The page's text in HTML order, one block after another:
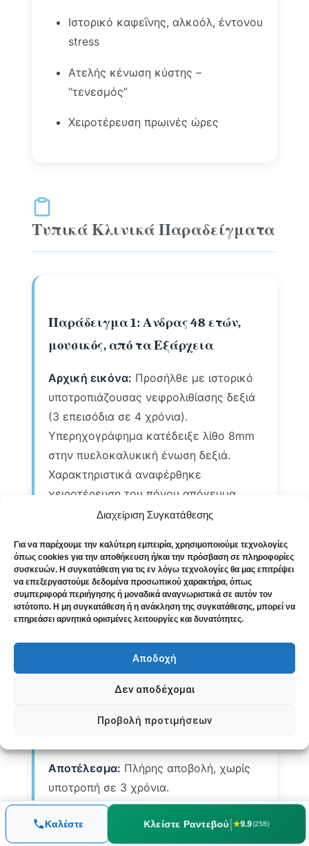
Διαχείριση Συγκατάθεσης
Για να παρέχουμε την καλύτερη εμπειρία, χρησιμοποιούμε τεχνολογίες
όπως cookies για την αποθήκευση ή/και την πρόσβαση σε πληροφορίες
συσκευών. Η συγκατάθεση για τις εν λόγω τεχνολογίες θα μας επιτρέψει
να επεξεργαστούμε δεδομένα προσωπικού χαρακτήρα, όπως
συμπεριφορά περιήγησης ή μοναδικά αναγνωριστικά σε αυτόν τον
ιστότοπο. Η μη συγκατάθεση ή η ανάκληση της συγκατάθεσης, μπορεί να
επηρεάσει αρνητικά ορισμένες λειτουργίες και δυνατότητες.
Αποδοχή
Δεν αποδέχομαι
Προβολή προτιμήσεων
Ιστορικό καφεΐνης, αλκοόλ, έντονου
stress
Ατελής κένωση κύστης –
“τενεσμός”
Χειροτέρευση πρωινές ώρες
Τυπικά Κλινικά Παραδείγματα
Παράδειγμα 1: Ανδρας 48 ετών,
μουσικός, από τα Εξάρχεια
Αρχική εικόνα: Προσήλθε με ιστορικό
υποτροπιάζουσας νεφρολιθίασης δεξιά
(3 επεισόδια σε 4 χρόνια).
Υπερηχογράφημα κατέδειξε λίθο 8mm
στην πυελοκαλυκική ένωση δεξιά.
Χαρακτηριστικά αναφέρθηκε
χειροτέρευση του πόνου απόγευμα
(17:00-19:00) και “κόκκινη άμμος” στα
Θεραπευτική πορεία:Χορηγήθηκε
Lycopodiumclavatum βάσει της
ιδιοσυγκρασιακής εικόνας
(δεξιοπλευρική εντόπιση, ώρα
χειροτέρευσης, ίζημα ουρικού οξέος).
Σε επαναληπτικό υπερηχογράφημα
αποβολή του λίθου. Στην τριετή
παρακολούθηση δεν σημειώθηκε νέο
Αποτέλεσμα: Πλήρης αποβολή, χωρίς
υποτροπή σε 3 χρόνια.
Καλέστε Κλείστε Ραντεβού| ★9.9(258)